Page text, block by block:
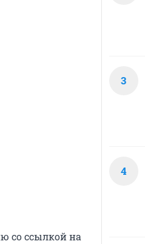
со ссылкой на
3
4